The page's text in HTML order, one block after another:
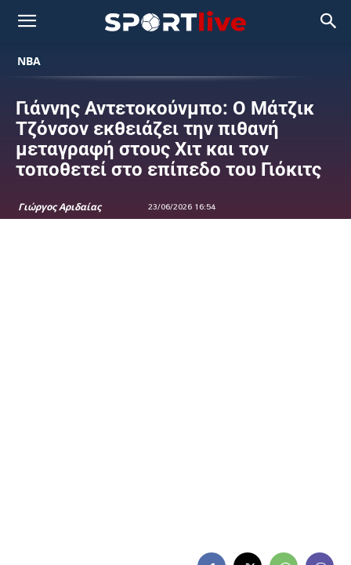
NBA
Γιάννης Αντετοκούνμπο: Ο Μάτζικ
Τζόνσον εκθειάζει την πιθανή
μεταγραφή στους Χιτ και τον
τοποθετεί στο επίπεδο του Γιόκιτς
Γιώργος Αριδαίας 23/06/2026 16:54